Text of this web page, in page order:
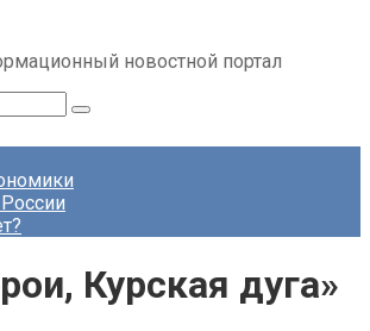
новостной портал
Курская дуга»